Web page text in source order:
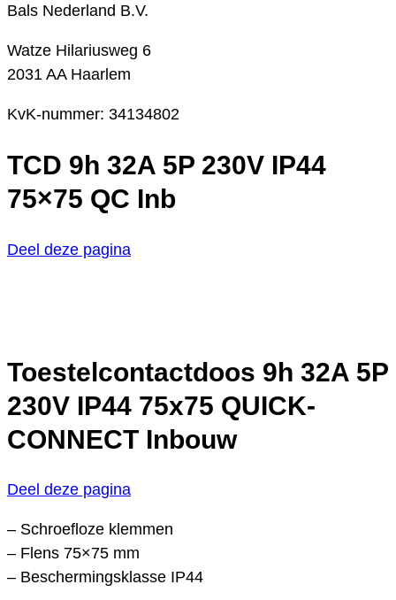
Bals Nederland B.V.
Watze Hilariusweg 6
2031 AA Haarlem
KvK-nummer: 34134802
TCD 9h 32A 5P 230V IP44
75×75 QC Inb
Deel deze pagina
Toestelcontactdoos 9h 32A 5P
230V IP44 75x75 QUICK-
CONNECT Inbouw
Deel deze pagina
– Schroefloze klemmen
– Flens 75×75 mm
– Beschermingsklasse IP44